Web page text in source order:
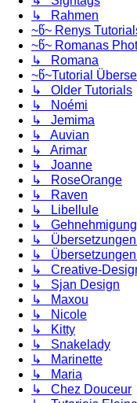
↳ Rahmen
~წ~ Renys
~წ~ Romanas
↳ Romana
~წ~Tutorial
↳ Older Tutorials
↳ Noémi
↳ Jemima
↳ Auvian
↳ Arimar
↳ Joanne
↳ RoseOrange
↳ Raven
↳ Libellule
↳
↳
↳
↳ Creative-
↳ Sjan Design
↳ Maxou
↳ Nicole
↳ Kitty
↳ Snakelady
↳ Marinette
↳ Maria
↳ Chez Douceur